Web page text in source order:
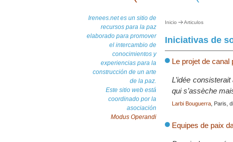
Irenees.net es un sitio de
recursos para la paz
elaborado para promover
el intercambio de
conocimientos y
experiencias para la
construcción de un arte
de la paz.
Este sitio web está
coordinado por la
asociación
Modus Operandi
Inicio Articulos
Iniciativas de
Le projet de
L’idée
qui s’assèche
Larbi Bouguerra , Paris,
Equipes de paix